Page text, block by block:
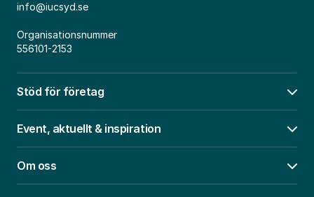
info@iucsyd.se
Organisationsnummer
556101-2153
Stöd för företag
Event, aktuellt & inspiration
Om oss